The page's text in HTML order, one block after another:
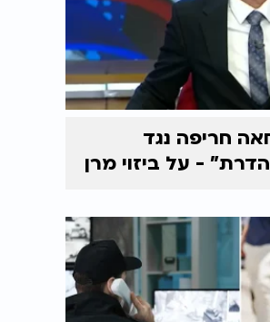
במחאה חריפה נגד
- על ביזוי מרן